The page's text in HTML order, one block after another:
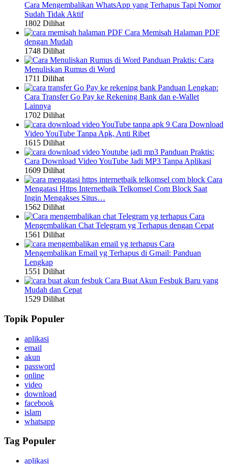
Cara Mengembalikan WhatsApp yang Terhapus Tapi Nomor
Sudah Tidak Aktif
1802 Dilihat
Cara Memisah Halaman PDF
dengan Mudah
1748 Dilihat
Panduan Praktis: Cara
Menuliskan Rumus di Word
1711 Dilihat
Panduan Lengkap:
Cara Transfer Go Pay ke Rekening Bank dan e-Wallet
Lainnya
1702 Dilihat
9 Cara Download
Video YouTube Tanpa Apk, Anti Ribet
1615 Dilihat
Panduan Praktis:
Cara Download Video YouTube Jadi MP3 Tanpa Aplikasi
1609 Dilihat
Cara
Mengatasi Https Internetbaik Telkomsel Com Block Saat
Ingin Mengakses Situs…
1562 Dilihat
Cara
Mengembalikan Chat Telegram yg Terhapus dengan Cepat
1561 Dilihat
Cara
Mengembalikan Email yg Terhapus di Gmail: Panduan
Lengkap
1551 Dilihat
Cara Buat Akun Fesbuk Baru yang
Mudah dan Cepat
1529 Dilihat
Topik Populer
aplikasi
email
akun
password
online
video
download
facebook
islam
whatsapp
Tag Populer
aplikasi